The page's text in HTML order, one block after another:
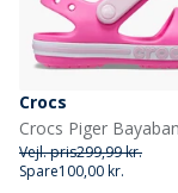
Crocs
Vejl. pris299,99 kr.
Spare100,00 kr.